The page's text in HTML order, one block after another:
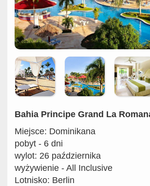
Bahia Principe Grand La
Miejsce: Dominikana
pobyt - 6 dni
wylot: 26 października
wyżywienie - All Inclusive
Lotnisko: Berlin